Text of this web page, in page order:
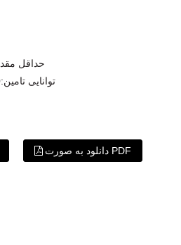
حداقل
توانایی تامین:
دانلود به صورت PDF